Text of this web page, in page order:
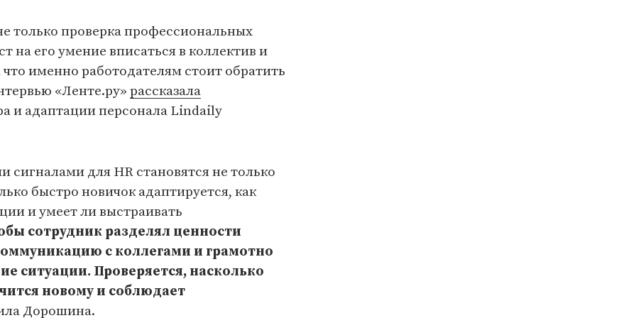
только проверка профессиональных
на его умение вписаться в коллектив и
именно работодателям стоит обратить
«Ленте.ру» рассказала
и адаптации персонала Lindaily
сигналами для HR становятся не только
быстро новичок адаптируется, как
и умеет ли выстраивать
сотрудник разделял ценности
с коллегами и грамотно
ситуации. Проверяется, насколько
новому и соблюдает
Дорошина.